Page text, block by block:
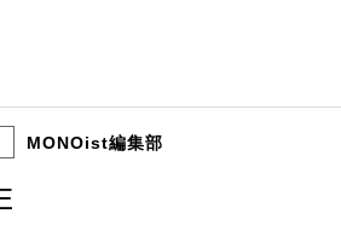
MONOist編集部